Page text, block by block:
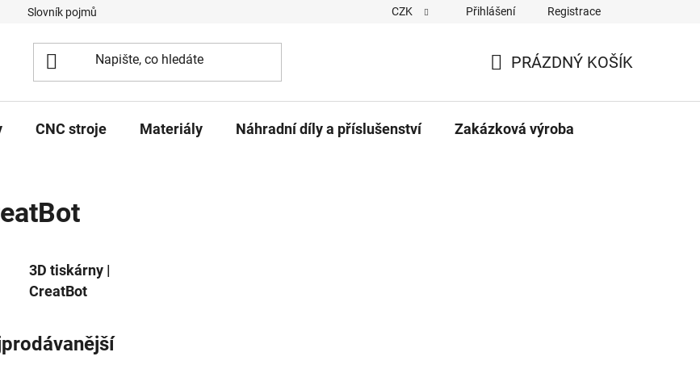
Slovník pojmů CZK Přihlášení Registrace
KOŠÍK
PRÁZDNÝ KOŠÍK
CNC stroje Materiály Náhradní díly a příslušenství Zakázková výroba
3D tiskárny |
CreatBot